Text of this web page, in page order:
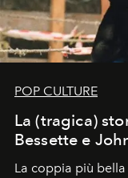
POP CULTURE
La (tragica)
Bessette e
La coppia più